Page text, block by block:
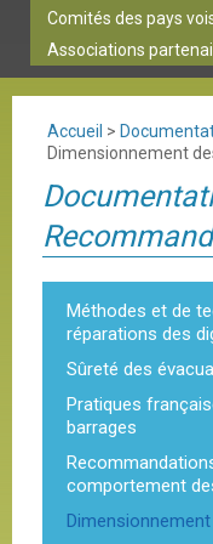
Comités des pays
Associations
Accueil >
Dimensionnement
Méthodes et de
réparations des
Sûreté des
Pratiques
barrages
comportement